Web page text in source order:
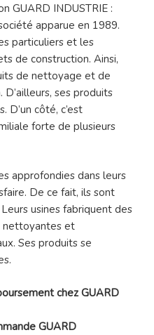
GUARD INDUSTRIE :
apparue en 1989.
particuliers et les
de construction. Ainsi,
de nettoyage et de
ses produits
D’un côté, c’est
forte de plusieurs
approfondies dans leurs
De ce fait, ils sont
usines fabriquent des
nettoyantes et
Ses produits se
chez GUARD
GUARD